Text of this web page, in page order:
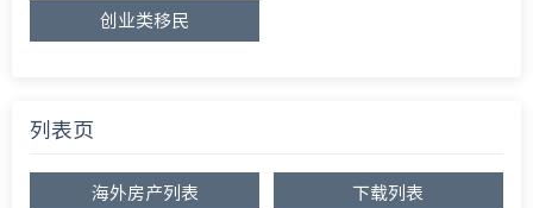
创业类移民
列表页
海外房产列表 下载列表